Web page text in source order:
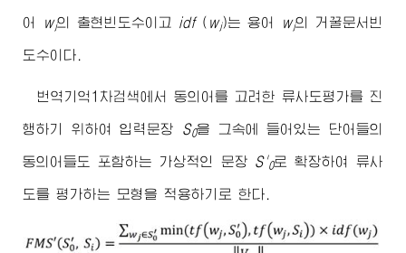
어 wj의 출현빈도수이고 idf( wj)는 용어 wj의 거꿀문서빈
도수이다.
번역기억1차검색에서 동의어를 고려한 류사도평가를 진
행하기 위하여 입력문장 S0을 그속에 들어있는 단어들의
동의어들도 포함하는 가상적인 문장 S'0로 확장하여 류사
도를 평가하는 모형을 적용하기로 한다.